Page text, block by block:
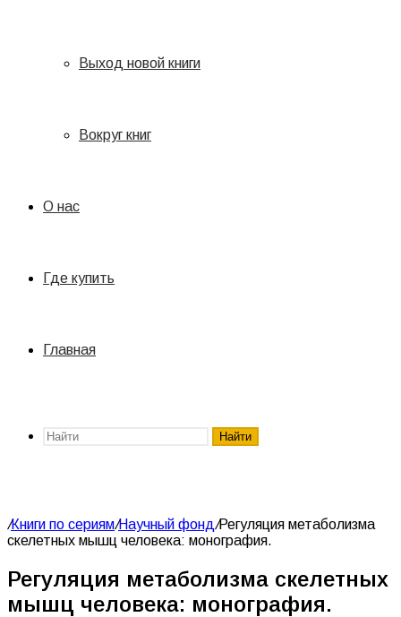
Выход новой книги
Вокруг книг
О нас
Где купить
Главная
Найти
/Книги по сериям/Научный фонд/Регуляция метаболизма
скелетных мышц человека: монография.
Регуляция метаболизма скелетных
мышц человека: монография.